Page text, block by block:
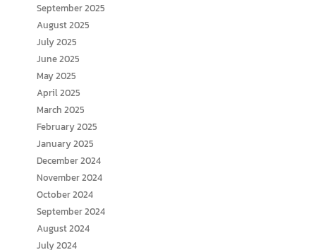
September 2025
August 2025
July 2025
June 2025
May 2025
April 2025
March 2025
February 2025
January 2025
December 2024
November 2024
October 2024
September 2024
August 2024
July 2024